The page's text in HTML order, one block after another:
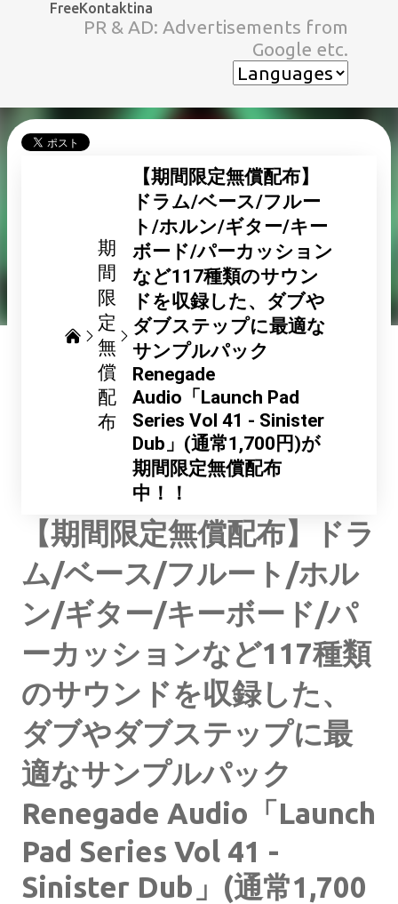
スキップしてメイン コンテンツに移動
FreeKontaktina
PR & AD: Advertisements from
Google etc.
期
間
限
定
無
償
配
布
【期間限定無償配布】
ドラム/ベース/フルー
ト/ホルン/ギター/キー
ボード/パーカッション
など117種類のサウン
ドを収録した、ダブや
ダブステップに最適な
サンプルパック
Renegade
Audio「Launch Pad
Series Vol 41 - Sinister
Dub」(通常1,700円)が
期間限定無償配布
中！！
【期間限定無償配布】ドラ
ム/ベース/フルート/ホル
ン/ギター/キーボード/パ
ーカッションなど117種類
のサウンドを収録した、
ダブやダブステップに最
適なサンプルパック
Renegade Audio「Launch
Pad Series Vol 41 -
Sinister Dub」(通常1,700